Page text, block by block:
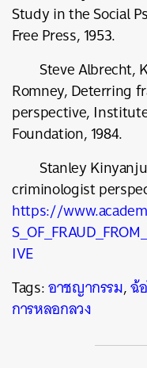
Study in the Social
Free Press, 1953.
Steve Albrecht,
Romney, Deterring
perspective,
Foundation, 1984.
Stanley
criminologist
https://
IVE
Tags:อาชญากรรม,ฉ้
การหลอกลวง